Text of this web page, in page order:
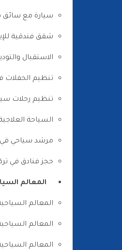
سيارة مع سائق
شقق فندقية
الاستقبال
تنظيم الحفلات
تنظيم رحلات
السياحة
مرشد سياحي في
حجز فنادق في
المعالم
المعالم
المعالم
المعالم